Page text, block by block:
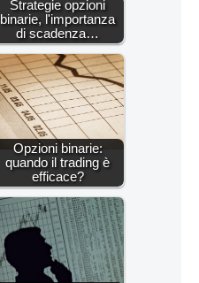
Strategie opzioni
binarie, l'importanza
di scadenza…
Opzioni binarie:
quando il trading è
efficace?